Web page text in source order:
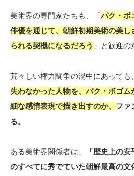
美術界の専門家たちも、 「パク・ボ
俳優を通じて、朝鮮初期美術の美
られる契機になるだろう 」と歓迎の
荒々しい権力闘争の渦中にあっても、
失わなかった人物を、パク・ボゴ
細な感情表現で描き出すのか、 ファ
る。
ある美術界関係者は、
「歴史上の
のすべてに秀でていた朝鮮最高の文